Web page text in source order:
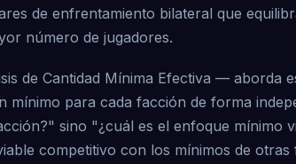
de enfrentamiento bilateral que
número de jugadores.
de Cantidad Mínima Efectiva — aborda
mínimo para cada facción de forma
sino "¿cuál es el enfoque mínimo
competitivo con los mínimos de